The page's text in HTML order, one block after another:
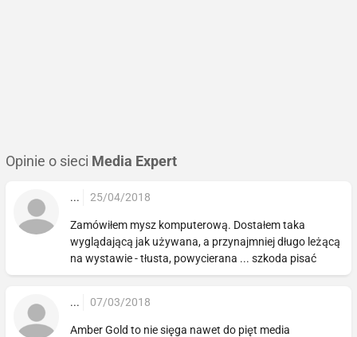
Opinie o sieci Media Expert
... 25/04/2018
Zamówiłem mysz komputerową. Dostałem taka
wyglądającą jak używana, a przynajmniej długo leżącą
na wystawie - tłusta, powycierana ... szkoda pisać
... 07/03/2018
Amber Gold to nie sięga nawet do pięt media